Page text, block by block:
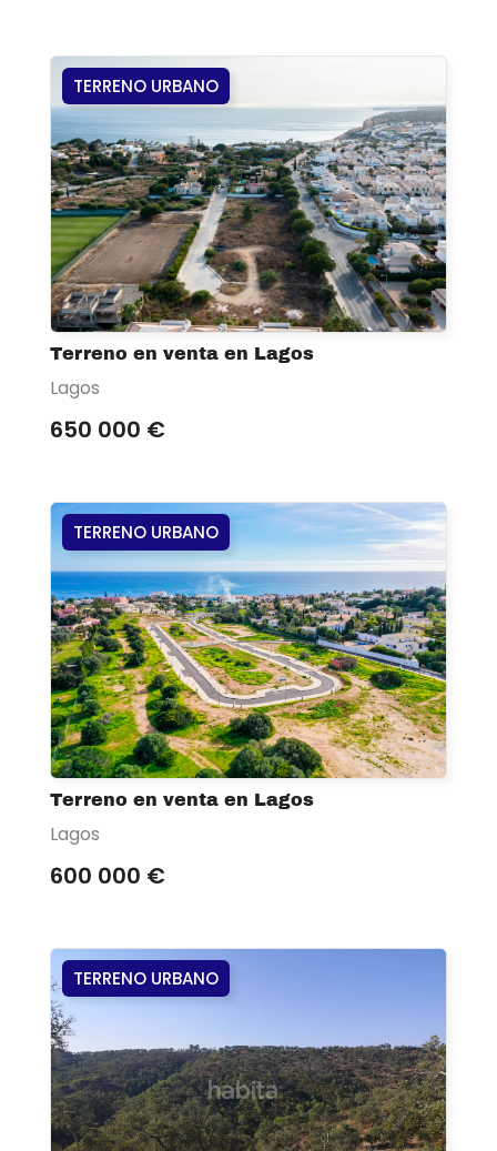
TERRENO URBANO
Terreno en venta en Lagos
Lagos
650 000 €
TERRENO URBANO
Terreno en venta en Lagos
Lagos
600 000 €
TERRENO URBANO